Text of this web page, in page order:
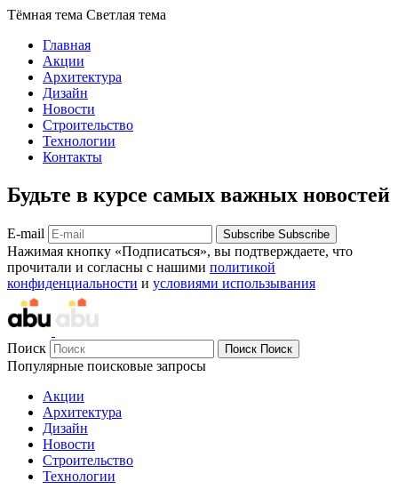
Тёмная тема Светлая тема
Главная
Акции
Архитектура
Дизайн
Новости
Строительство
Технологии
Контакты
Будьте в курсе самых важных новостей
E-mail Subscribe Subscribe
Нажимая кнопку «Подписаться», вы подтверждаете, что
прочитали и согласны с нашими политикой
конфиденциальности и условиями использывания
Поиск Поиск Поиск
Популярные поисковые запросы
Акции
Архитектура
Дизайн
Новости
Строительство
Технологии